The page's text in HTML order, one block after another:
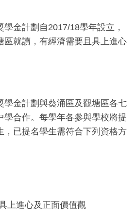
學金計劃自2017/18學年設立，
區就讀，有經濟需要且具上進心
學金計劃與葵涌區及觀塘區各七
學合作。每學年各參與學校將提
，已提名學生需符合下列資格方
上進心及正面價值觀